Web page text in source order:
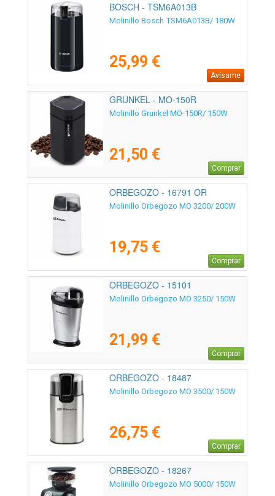
BOSCH - TSM6A013B
Molinillo Bosch TSM6A013B/ 180W
25,99 €
Avísame
GRUNKEL - MO-150R
Molinillo Grunkel MO-150R/ 150W
21,50 €
Comprar
ORBEGOZO - 16791 OR
Molinillo Orbegozo MO 3200/ 200W
19,75 €
Comprar
ORBEGOZO - 15101
Molinillo Orbegozo MO 3250/ 150W
21,99 €
Comprar
ORBEGOZO - 18487
Molinillo Orbegozo MO 3500/ 150W
26,75 €
Comprar
ORBEGOZO - 18267
Molinillo Orbegozo MO 5000/ 150W